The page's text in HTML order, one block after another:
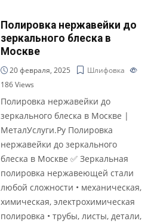
Полировка нержавейки до
зеркального блеска в
Москве
20 февраля, 2025
Шлифовка
186Views
Полировка нержавейки до
зеркального блеска в Москве |
МеталУслуги.Ру Полировка
нержавейки до зеркального
блеска в Москве ✅ Зеркальная
полировка нержавеющей стали
любой сложности • механическая,
химическая, электрохимическая
полировка • трубы, листы, детали,